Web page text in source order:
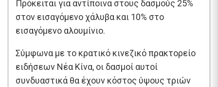
Πρόκειται για αντίποινα στους δασμούς 25%
στον εισαγόμενο χάλυβα και 10% στο
εισαγόμενο αλουμίνιο.
Σύμφωνα με το κρατικό κινεζικό πρακτορείο
ειδήσεων Νέα Κίνα, οι δασμοί αυτοί
συνδυαστικά θα έχουν κόστος ύψους τριών